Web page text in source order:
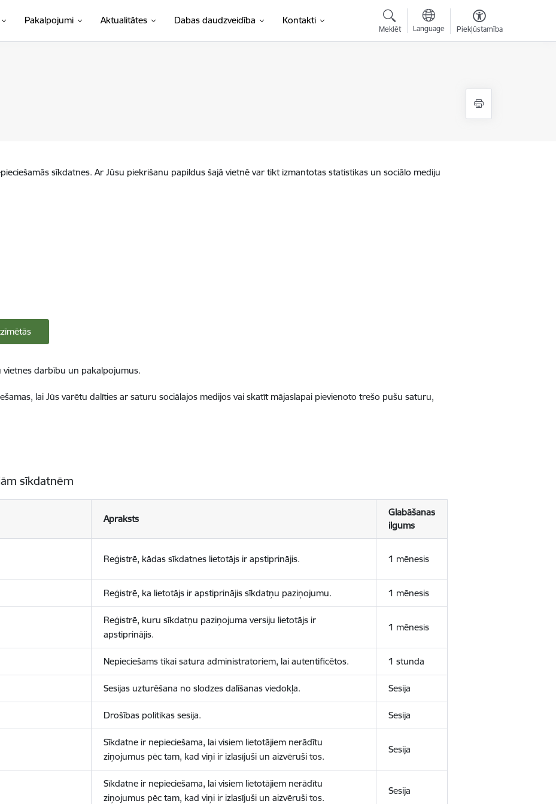
Pakalpojumi Aktualitātes Dabas daudzveidība Kontakti
Meklēt Language Piekļūstamība
sīkdatnes. Ar Jūsu piekrišanu papildus šajā vietnē var tikt izmantotas statistikas un sociālo mediju
vietnes darbību un pakalpojumus.
lai Jūs varētu dalīties ar saturu sociālajos medijos vai skatīt mājaslapai pievienoto trešo pušu saturu,
sīkdatnēm
Apraksts
Glabāšanas
ilgums
Reģistrē, kādas sīkdatnes lietotājs ir apstiprinājis. 1 mēnesis
Reģistrē, ka lietotājs ir apstiprinājis sīkdatņu paziņojumu. 1 mēnesis
Reģistrē, kuru sīkdatņu paziņojuma versiju lietotājs ir
apstiprinājis.
1 mēnesis
Nepieciešams tikai satura administratoriem, lai autentificētos. 1 stunda
Sesijas uzturēšana no slodzes dalīšanas viedokļa. Sesija
Drošības politikas sesija. Sesija
Sīkdatne ir nepieciešama, lai visiem lietotājiem nerādītu
ziņojumus pēc tam, kad viņi ir izlasījuši un aizvēruši tos.
Sesija
Sīkdatne ir nepieciešama, lai visiem lietotājiem nerādītu
ziņojumus pēc tam, kad viņi ir izlasījuši un aizvēruši tos.
Sesija